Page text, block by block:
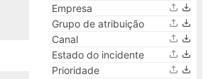
Empresa
Grupo de atribuição
Canal
Estado do incidente
Prioridade